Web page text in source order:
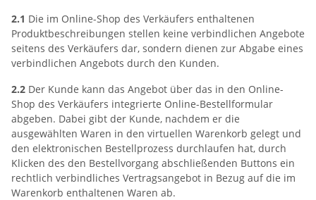
2.1 Die im Online-Shop des Verkäufers enthaltenen
Produktbeschreibungen stellen keine verbindlichen Angebote
seitens des Verkäufers dar, sondern dienen zur Abgabe eines
verbindlichen Angebots durch den Kunden.
2.2 Der Kunde kann das Angebot über das in den Online-
Shop des Verkäufers integrierte Online-Bestellformular
abgeben. Dabei gibt der Kunde, nachdem er die
ausgewählten Waren in den virtuellen Warenkorb gelegt und
den elektronischen Bestellprozess durchlaufen hat, durch
Klicken des den Bestellvorgang abschließenden Buttons ein
rechtlich verbindliches Vertragsangebot in Bezug auf die im
Warenkorb enthaltenen Waren ab.